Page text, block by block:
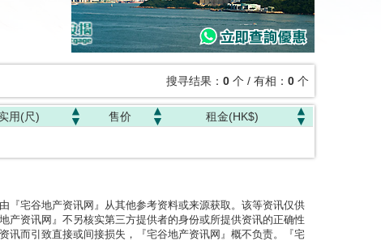
搜寻结果： 0 个 / 有相： 0 个
用(尺) 售价
租金(HK$)
『宅谷地产资讯网』从其他参考资料或来源获取。该等资讯仅供
产资讯网』不另核实第三方提供者的身份或所提供资讯的正确性
讯而引致直接或间接损失，『宅谷地产资讯网』概不负责。『宅